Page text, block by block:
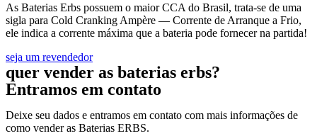
As Baterias Erbs possuem o maior CCA do Brasil, trata-se de uma
sigla para Cold Cranking Ampère — Corrente de Arranque a Frio,
ele indica a corrente máxima que a bateria pode fornecer na partida!
seja um revendedor
quer vender as baterias erbs?
Entramos em contato
Deixe seu dados e entramos em contato com mais informações de
como vender as Baterias ERBS.